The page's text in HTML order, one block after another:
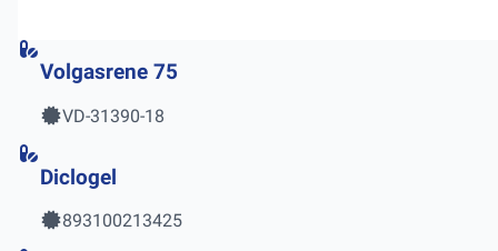
Volgasrene 75
VD-31390-18
Diclogel
893100213425